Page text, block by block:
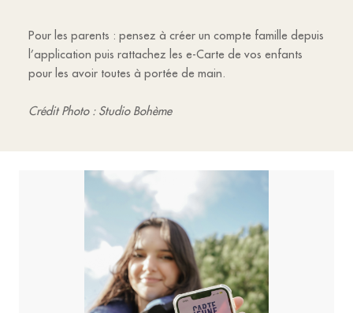
Pour les parents : pensez à créer un compte famille depuis
l’application puis rattachez les e-Carte de vos enfants
pour les avoir toutes à portée de main.
Crédit Photo : Studio Bohème